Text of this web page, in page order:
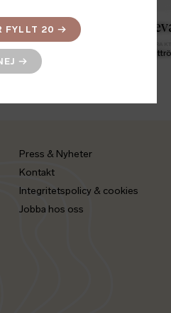
Press & Nyheter
Kontakt
Integritetspolicy & cookies
Jobba hos oss
FYLLT 20 →
→